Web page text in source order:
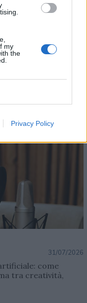
my
the
Privacy Policy
piacerti
31/07/2026
come
tra creatività,